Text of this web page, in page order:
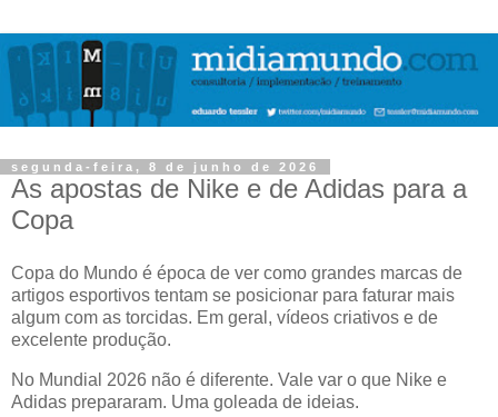
segunda-feira, 8 de junho de 2026
As apostas de Nike e de Adidas para a
Copa
Copa do Mundo é época de ver como grandes marcas de
artigos esportivos tentam se posicionar para faturar mais
algum com as torcidas. Em geral, vídeos criativos e de
excelente produção.
No Mundial 2026 não é diferente. Vale var o que Nike e
Adidas prepararam. Uma goleada de ideias.